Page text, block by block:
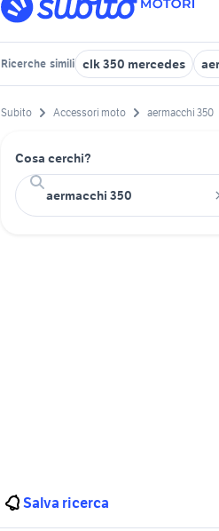
Ricerche simili clk 350 mercedes
Subito Accessori moto aermacchi 350
Cosa cerchi?
Salva ricerca